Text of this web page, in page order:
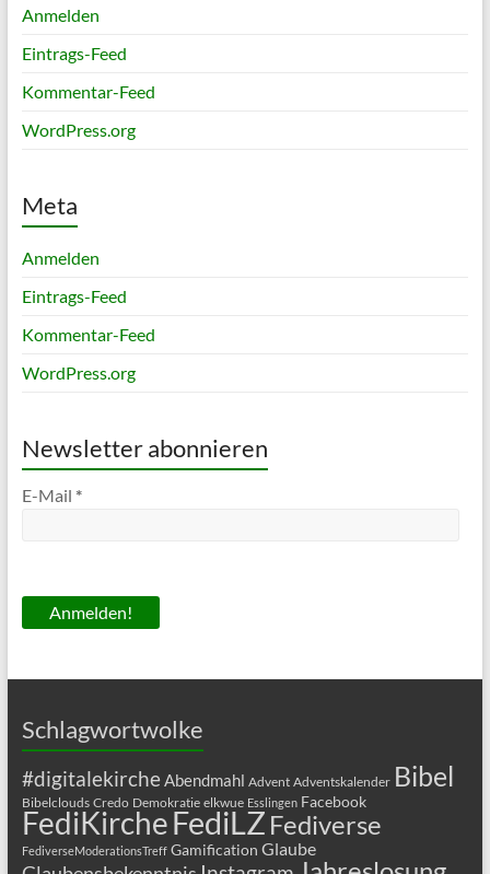
Anmelden
Eintrags-Feed
Kommentar-Feed
WordPress.org
Meta
Anmelden
Eintrags-Feed
Kommentar-Feed
WordPress.org
Newsletter abonnieren
E-Mail *
Schlagwortwolke
#digitalekircheAbendmahl Advent Adventskalender Bibel
Bibelclouds Credo Demokratie elkwue Esslingen Facebook
FediKircheFediLZ Fediverse
FediverseModerationsTreff Gamification Glaube